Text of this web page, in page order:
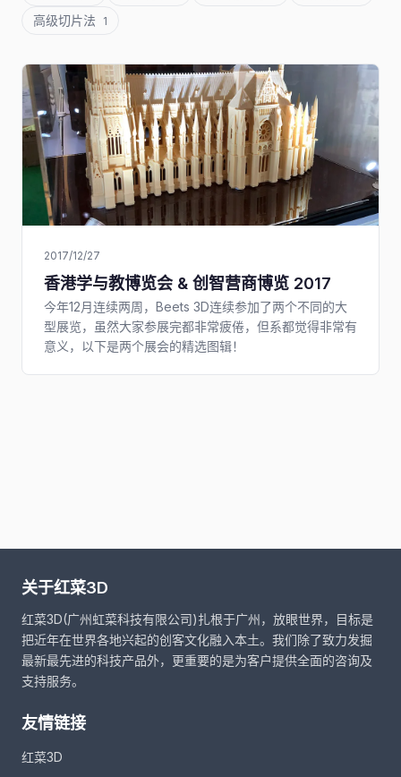
高级切片法 1
2017/12/27
香港学与教博览会 & 创智营商博览 2017
今年12月连续两周，Beets 3D连续参加了两个不同的大
型展览，虽然大家参展完都非常疲倦，但系都觉得非常有
意义，以下是两个展会的精选图辑！
关于红菜3D
红菜3D(广州虹菜科技有限公司)扎根于广州，放眼世界，目标是
把近年在世界各地兴起的创客文化融入本土。我们除了致力发掘
最新最先进的科技产品外，更重要的是为客户提供全面的咨询及
支持服务。
友情链接
红菜3D